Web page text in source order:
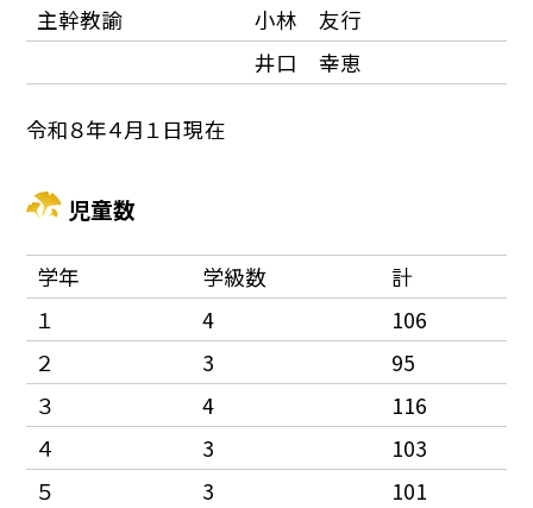
主幹教諭
小林 友行
井口 幸恵
令和８年４月１日現在
児童数
学年 学級数
計
１
4
106
２
3
95
３
4
116
４
3
103
５
3
101